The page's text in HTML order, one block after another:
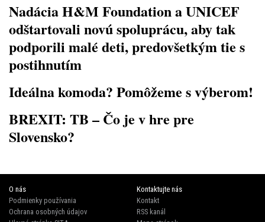
Nadácia H&M Foundation a UNICEF
odštartovali novú spoluprácu, aby tak
podporili malé deti, predovšetkým tie s
postihnutím
Ideálna komoda? Pomôžeme s výberom!
BREXIT: TB – Čo je v hre pre
Slovensko?
O nás
Podmienky používania
Ochrana osobných údajov
Kontaktujte nás
Kontakt
RSS kanál